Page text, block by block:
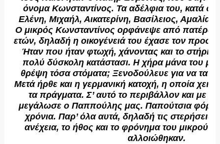
όνομα Κωνσταντίνος. Τα αδέλφια του, κατά
Ελένη, Μιχαήλ, Αικατερίνη, Βασίλειος, Αμαλία,
Ο μικρός Κωνσταντίνος ορφάνεψε από πατέρα
ετών, δηλαδή η οικογένειά του έχασε τον
Ήταν που ήταν φτωχή, χάνοντας και το
πολύ δύσκολη κατάστασι. Η χήρα μάνα του με
θρέψη τόσα στόματα; Ξενοδούλευε για να τα
Μετά ήρθε και η γερμανική κατοχή, η οποία
τα πράγματα. Σ’ αυτό το περιβάλλον και με
μεγάλωσε ο Παππούλης μας. Παπούτσια
χρόνια. Παρ’ όλα αυτά, δηλαδή τις στερήσεις,
ανέχεια, το ήθος και το φρόνημα του μικρού
αλλοιώθηκαν.